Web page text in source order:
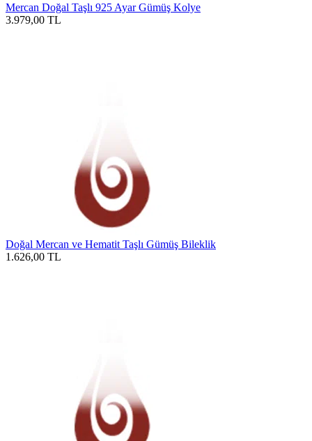
Mercan Doğal Taşlı 925 Ayar Gümüş Kolye
3.979,00 TL
Doğal Mercan ve Hematit Taşlı Gümüş Bileklik
1.626,00 TL